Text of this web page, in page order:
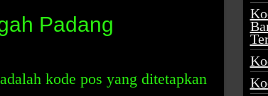
Padang
kode pos yang ditetapkan